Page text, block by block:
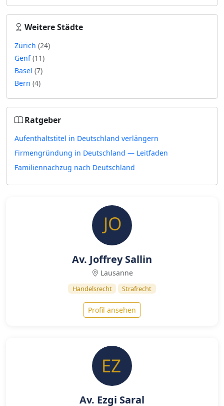
Weitere Städte
Zürich (24)
Genf(11)
Basel (7)
Bern (4)
Ratgeber
Aufenthaltstitel in Deutschland verlängern
Firmengründung in Deutschland — Leitfaden
Familiennachzug nach Deutschland
Av. Joffrey Sallin
Lausanne
Handelsrecht Strafrecht
Profil ansehen
Av. Ezgi Saral